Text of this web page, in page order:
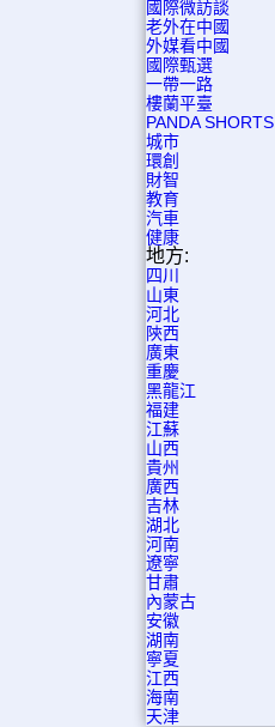
國際微訪談
老外在中國
外媒看中國
國際甄選
一帶一路
樓蘭平臺
PANDA SHORTS
城市
環創
財智
教育
汽車
健康
地方:
四川
山東
河北
陝西
廣東
重慶
黑龍江
福建
江蘇
山西
貴州
廣西
吉林
湖北
河南
遼寧
甘肅
內蒙古
安徽
湖南
寧夏
江西
海南
天津